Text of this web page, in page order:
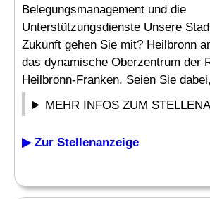
Belegungsmanagement und die
Unterstützungsdienste Unsere
Zukunft gehen Sie mit? Heilbronn
das dynamische Oberzentrum der
Heilbronn-Franken. Seien Sie
MEHR INFOS ZUM
▶ Zur Stellenanzeige